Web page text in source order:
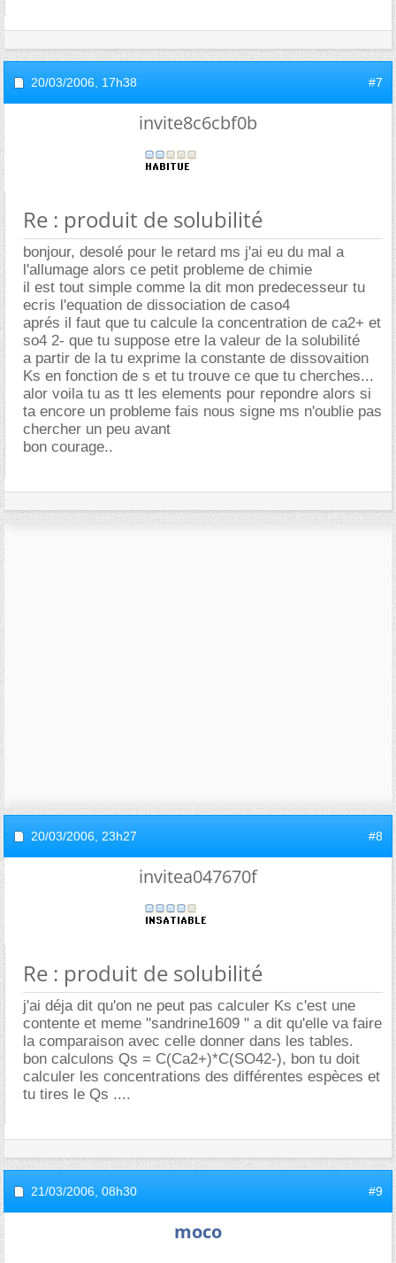
20/03/2006, 17h38 #7
invite8c6cbf0b
Re : produit de solubilité
bonjour, desolé pour le retard ms j'ai eu du mal a
l'allumage alors ce petit probleme de chimie
il est tout simple comme la dit mon predecesseur tu
ecris l'equation de dissociation de caso4
aprés il faut que tu calcule la concentration de ca2+ et
so4 2- que tu suppose etre la valeur de la solubilité
a partir de la tu exprime la constante de dissovaition
Ks en fonction de s et tu trouve ce que tu cherches...
alor voila tu as tt les elements pour repondre alors si
ta encore un probleme fais nous signe ms n'oublie pas
chercher un peu avant
bon courage..
20/03/2006, 23h27 #8
invitea047670f
Re : produit de solubilité
j'ai déja dit qu'on ne peut pas calculer Ks c'est une
contente et meme "sandrine1609 " a dit qu'elle va faire
la comparaison avec celle donner dans les tables.
bon calculons Qs = C(Ca2+)*C(SO42-), bon tu doit
calculer les concentrations des différentes espèces et
tu tires le Qs ....
21/03/2006, 08h30 #9
moco